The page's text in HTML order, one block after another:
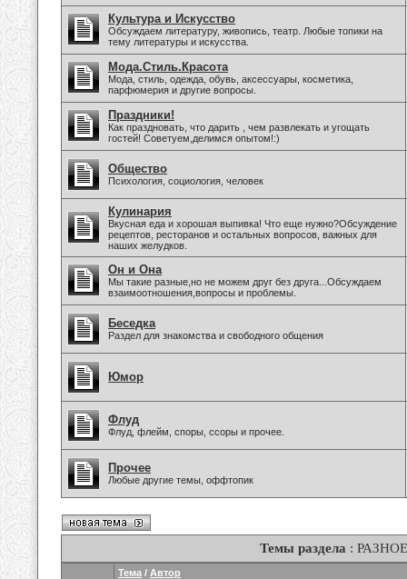
Культура и Искусство
Обсуждаем литературу, живопись, театр. Любые топики на
тему литературы и искусства.
Мода.Стиль.Красота
Мода, стиль, одежда, обувь, аксессуары, косметика,
парфюмерия и другие вопросы.
Праздники!
Как праздновать, что дарить , чем развлекать и угощать
гостей! Советуем,делимся опытом!:)
Общество
Психология, социология, человек
Кулинария
Вкусная еда и хорошая выпивка! Что еще нужно?Обсуждение
рецептов, ресторанов и остальных вопросов, важных для
наших желудков.
Он и Она
Мы такие разные,но не можем друг без друга...Обсуждаем
взаимоотношения,вопросы и проблемы.
Беседка
Раздел для знакомства и свободного общения
Юмор
Флуд
Флуд, флейм, споры, ссоры и прочее.
Прочее
Любые другие темы, оффтопик
Темы раздела : РАЗНОЕ
Тема / Автор